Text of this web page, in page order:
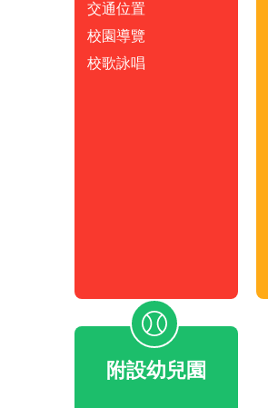
交通位置
校園導覽
校歌詠唱
附設幼兒園